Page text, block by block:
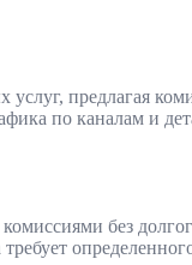
предлагая
по каналам и
без